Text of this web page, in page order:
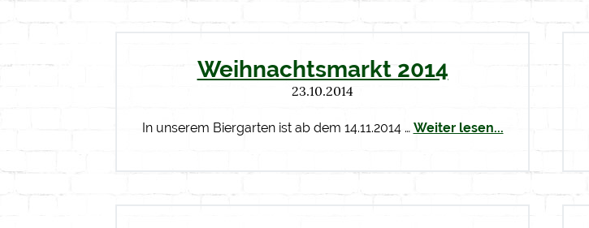
Weihnachtsmarkt 2014
23.10.2014
In unserem Biergarten ist ab dem 14.11.2014 … Weiter lesen...